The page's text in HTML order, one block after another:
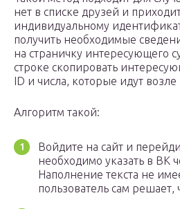
нет в списке друзей и
индивидуальному
получить необходимые
на страничку интересующего
строке скопировать
ID и числа, которые идут возле
Алгоритм такой:
Войдите на сайт и
необходимо указать в ВК
Наполнение текста не
пользователь сам решает,